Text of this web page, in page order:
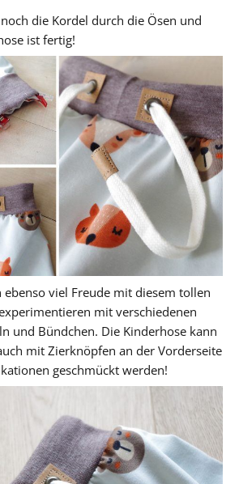
die Kordel durch die Ösen und
ist fertig!
ebenso viel Freude mit diesem tollen
mit verschiedenen
und Bündchen. Die Kinderhose kann
mit Zierknöpfen an der Vorderseite
geschmückt werden!